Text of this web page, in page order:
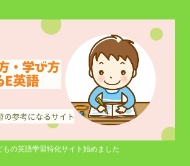
もの英語学習特化サイト始めました